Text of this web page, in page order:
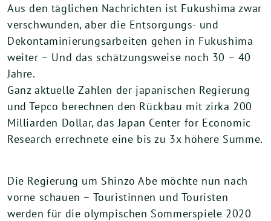
Aus den täglichen Nachrichten ist Fukushima zwar
verschwunden, aber die Entsorgungs- und
Dekontaminierungsarbeiten gehen in Fukushima
weiter – Und das schätzungsweise noch 30 – 40
Jahre.
Ganz aktuelle Zahlen der japanischen Regierung
und Tepco berechnen den Rückbau mit zirka 200
Milliarden Dollar, das Japan Center for Economic
Research errechnete eine bis zu 3x höhere Summe.
Die Regierung um Shinzo Abe möchte nun nach
vorne schauen – Touristinnen und Touristen
werden für die olympischen Sommerspiele 2020